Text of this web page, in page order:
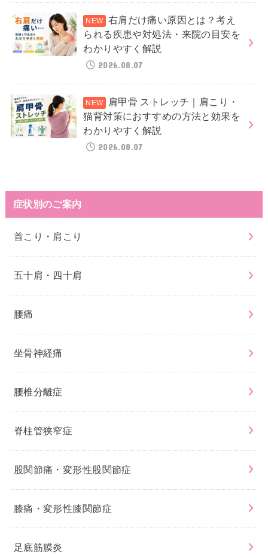
右肩だけ痛い原因とは？考え
られる疾患や対処法・来院の目安を
わかりやすく解説
2026.08.07
肩甲骨 ストレッチ｜肩こり・
猫背対策におすすめの方法と効果を
わかりやすく解説
2026.08.07
症状別のご案内
首こり・肩こり
五十肩・四十肩
腰痛
坐骨神経痛
腰椎分離症
脊柱管狭窄症
股関節痛・変形性股関節症
膝痛・変形性膝関節症
足底筋膜炎